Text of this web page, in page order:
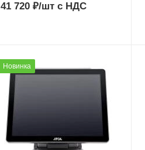
41 720₽/штс НДС
Новинка